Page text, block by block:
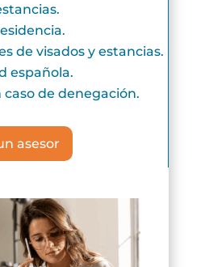
de visados y estancias.
española.
caso de denegación.
asesor